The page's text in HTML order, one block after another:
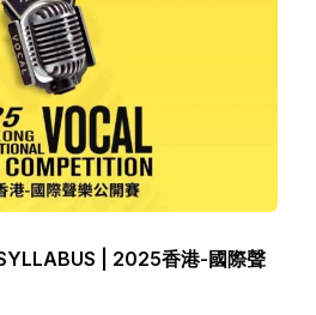
| 2025香港-國際聲